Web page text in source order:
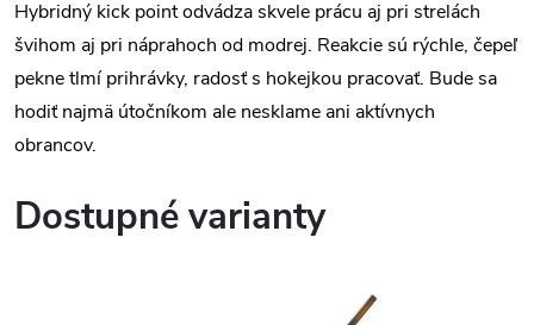
Hybridný kick point odvádza skvele prácu aj pri strelách
švihom aj pri náprahoch od modrej. Reakcie sú rýchle, čepeľ
pekne tlmí prihrávky, radosť s hokejkou pracovať. Bude sa
hodiť najmä útočníkom ale nesklame ani aktívnych
obrancov.
Dostupné varianty